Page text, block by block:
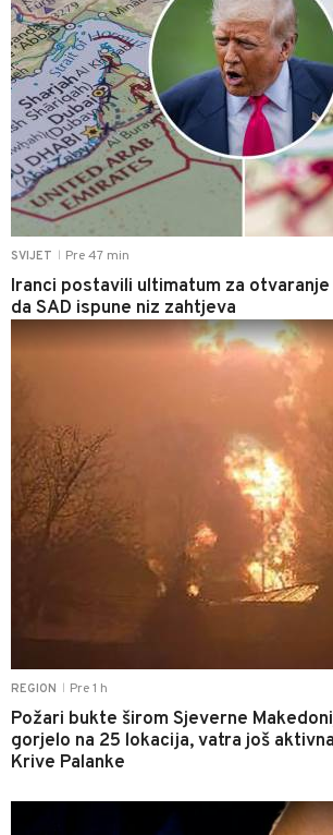
SVIJET Pre 47 min
Iranci postavili ultimatum za
da SAD ispune niz zahtjeva
REGION Pre 1 h
Požari bukte širom Sjeverne
gorjelo na 25 lokacija, vatra još
Krive Palanke